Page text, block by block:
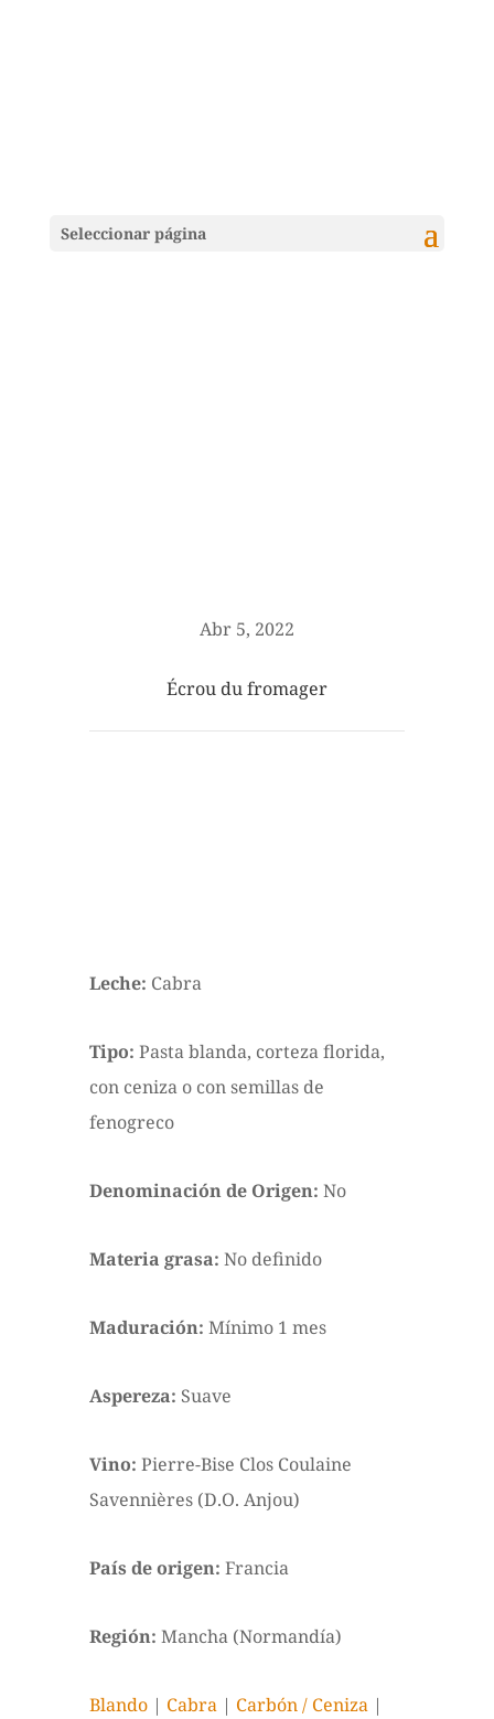
Seleccionar página
Abr 5, 2022
Écrou du fromager
Leche: Cabra
Tipo: Pasta blanda, corteza florida,
con ceniza o con semillas de
fenogreco
Denominación de Origen: No
Materia grasa: No definido
Maduración: Mínimo 1 mes
Aspereza: Suave
Vino: Pierre-Bise Clos Coulaine
Savennières (D.O. Anjou)
País de origen: Francia
Región: Mancha (Normandía)
Blando| Cabra| Carbón / Ceniza|